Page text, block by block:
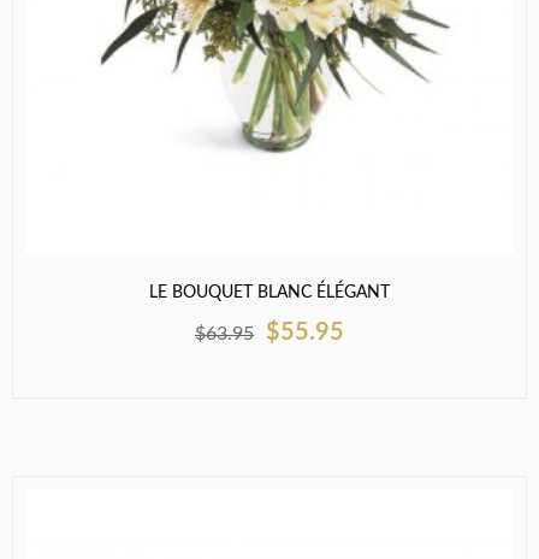
LE BOUQUET BLANC ÉLÉGANT
$63.95 $55.95